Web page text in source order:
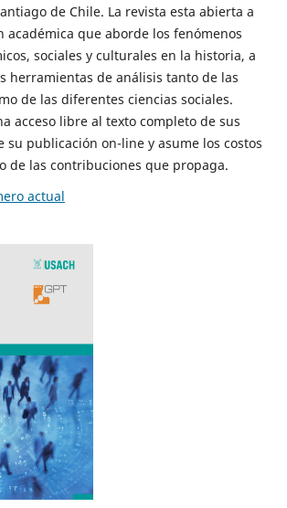
de Chile. La revista esta abierta a
académica que aborde los fenómenos
sociales y culturales en la historia, a
herramientas de análisis tanto de las
de las diferentes ciencias sociales.
acceso libre al texto completo de sus
su publicación on-line y asume los costos
de las contribuciones que propaga.
actual